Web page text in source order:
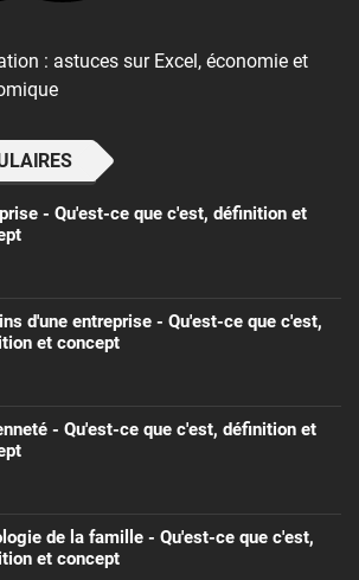
: astuces sur Excel, économie et
- Qu'est-ce que c'est, définition et
d'une entreprise - Qu'est-ce que c'est,
et concept
- Qu'est-ce que c'est, définition et
de la famille - Qu'est-ce que c'est,
et concept